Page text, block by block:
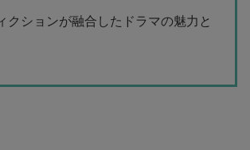
クションが融合したドラマの魅力と